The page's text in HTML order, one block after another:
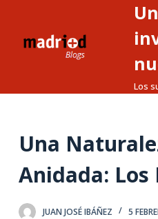
o
Los
Una
Anidada: Los
JUAN JOSÉ IBÁÑEZ 5